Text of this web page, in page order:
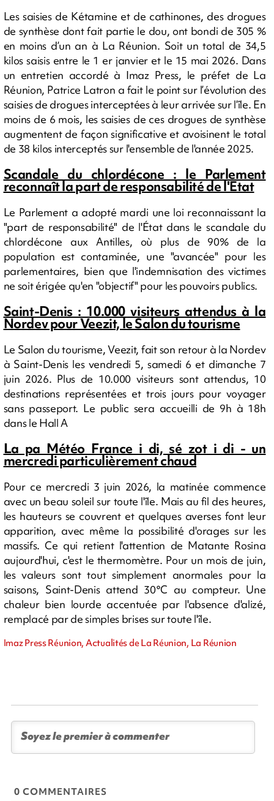
Les saisies de Kétamine et de cathinones, des drogues
de synthèse dont fait partie le dou, ont bondi de 305 %
en moins d’un an à La Réunion. Soit un total de 34,5
kilos saisis entre le 1 er janvier et le 15 mai 2026. Dans
un entretien accordé à Imaz Press, le préfet de La
Réunion, Patrice Latron a fait le point sur l’évolution des
saisies de drogues interceptées à leur arrivée sur l’île. En
moins de 6 mois, les saisies de ces drogues de synthèse
augmentent de façon significative et avoisinent le total
de 38 kilos interceptés sur l'ensemble de l'année 2025.
Scandale du chlordécone : le Parlement
reconnaît la part de responsabilité de l'Etat
Le Parlement a adopté mardi une loi reconnaissant la
"part de responsabilité" de l'État dans le scandale du
chlordécone aux Antilles, où plus de 90% de la
population est contaminée, une "avancée" pour les
parlementaires, bien que l'indemnisation des victimes
ne soit érigée qu'en "objectif" pour les pouvoirs publics.
Saint-Denis : 10.000 visiteurs attendus à la
Nordev pour Veezit, le Salon du tourisme
Le Salon du tourisme, Veezit, fait son retour à la Nordev
à Saint-Denis les vendredi 5, samedi 6 et dimanche 7
juin 2026. Plus de 10.000 visiteurs sont attendus, 10
destinations représentées et trois jours pour voyager
sans passeport. Le public sera accueilli de 9h à 18h
dans le Hall A
La pa Météo France i di, sé zot i di - un
mercredi particulièrement chaud
Pour ce mercredi 3 juin 2026, la matinée commence
avec un beau soleil sur toute l'île. Mais au fil des heures,
les hauteurs se couvrent et quelques averses font leur
apparition, avec même la possibilité d'orages sur les
massifs. Ce qui retient l'attention de Matante Rosina
aujourd'hui, c'est le thermomètre. Pour un mois de juin,
les valeurs sont tout simplement anormales pour la
saisons, Saint-Denis attend 30°C au compteur. Une
chaleur bien lourde accentuée par l'absence d'alizé,
remplacé par de simples brises sur toute l'île.
Imaz Press Réunion, Actualités de La Réunion, La Réunion
0 COMMENTAIRES